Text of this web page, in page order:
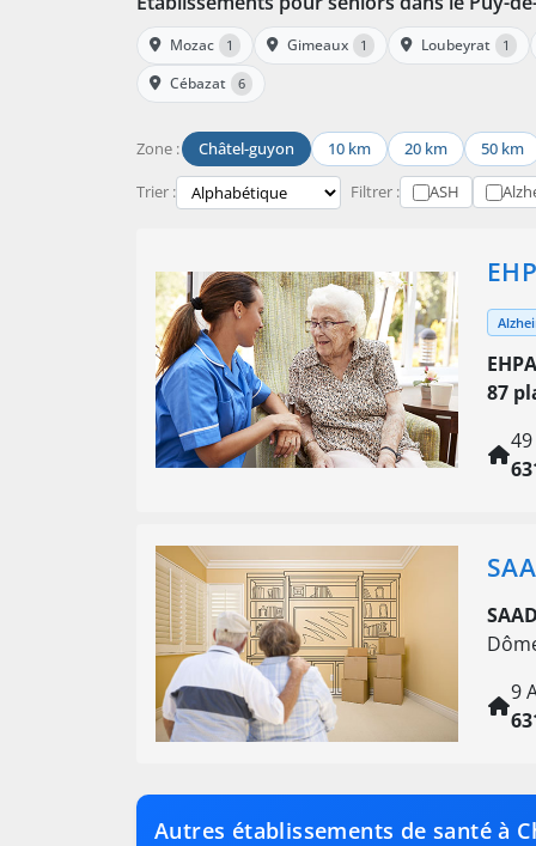
Mozac 1 Gimeaux 1 Loubeyrat 1
Cébazat 6
Zone : Châtel-guyon 10 km 20 km 50 km
Trier : Filtrer : ASH
87
9
Autres établissements de santé à